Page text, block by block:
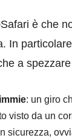
è che
In
a
: un giro
visto da un
sicurezza,